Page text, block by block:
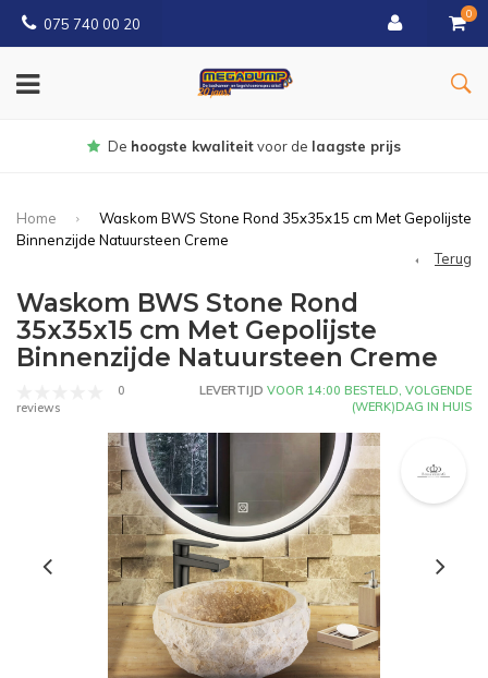
075 740 00 20
0
De hoogste kwaliteitvoor delaagste prijs
Home
Waskom BWS Stone Rond 35x35x15 cm Met Gepolijste
Binnenzijde Natuursteen Creme
Terug
Waskom BWS Stone Rond
35x35x15 cm Met Gepolijste
Binnenzijde Natuursteen Creme
0
reviews
LEVERTIJD VOOR 14:00 BESTELD, VOLGENDE
(WERK)DAG IN HUIS